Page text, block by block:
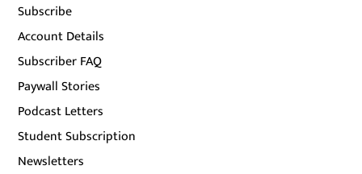
Subscribe
Account Details
Subscriber FAQ
Paywall Stories
Podcast Letters
Student Subscription
Newsletters